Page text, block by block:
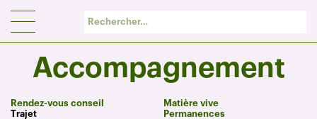
Accompagnement
Rendez-vous conseil
Trajet
Matière vive
Permanences